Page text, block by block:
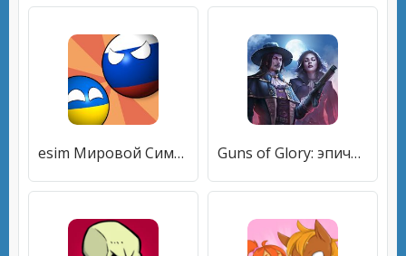
esim Мировой Симулятор, симулятор страны Guns of Glory: эпическая армия королевства